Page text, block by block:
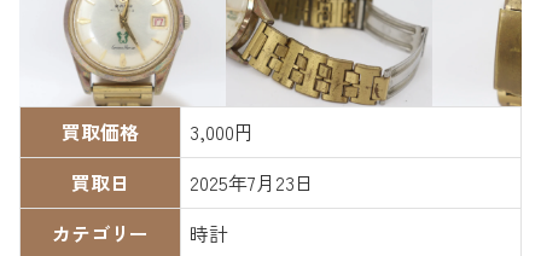
買取価格
3,000円
買取日
2025年7月23日
カテゴリー
時計